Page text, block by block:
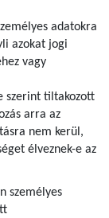
adatokra
azokat jogi
vagy
szerint tiltakozott
arra az
nem kerül,
élveznek-e az
személyes